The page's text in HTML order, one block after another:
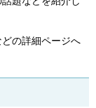
の詳細ページへ